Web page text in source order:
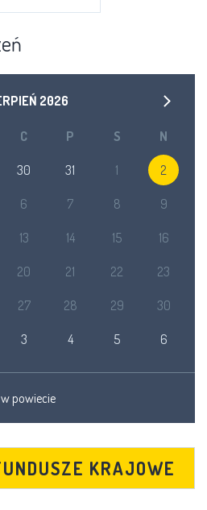
2026
C P S N
30 31 1 2
6 7 8 9
13 14 15 16
20 21 22 23
27 28 29 30
3 4 5 6
powiecie
KRAJOWE